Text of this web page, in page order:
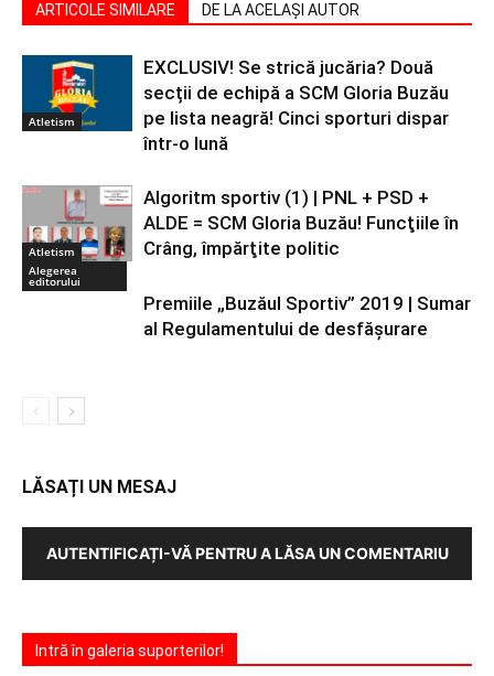
ARTICOLE SIMILARE DE LA ACELAȘI AUTOR
Atletism
EXCLUSIV! Se strică jucăria? Două
secții de echipă a SCM Gloria Buzău
pe lista neagră! Cinci sporturi dispar
într-o lună
Atletism
Algoritm sportiv (1) | PNL + PSD +
ALDE = SCM Gloria Buzău! Funcţiile în
Crâng, împărţite politic
Alegerea
editorului
Premiile „Buzăul Sportiv” 2019 | Sumar
al Regulamentului de desfășurare
LĂSAȚI UN MESAJ
AUTENTIFICAȚI-VĂ PENTRU A LĂSA UN COMENTARIU
Intră în galeria suporterilor!